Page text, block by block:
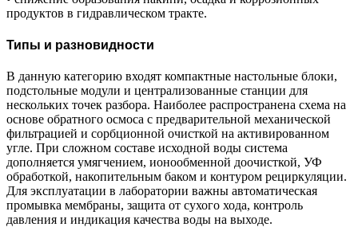
продуктов в гидравлическом тракте.
Типы и разновидности
В данную категорию входят компактные настольные блоки,
подстольные модули и централизованные станции для
нескольких точек разбора. Наиболее распространена схема на
основе обратного осмоса с предварительной механической
фильтрацией и сорбционной очисткой на активированном
угле. При сложном составе исходной воды система
дополняется умягчением, ионообменной доочисткой, УФ
обработкой, накопительным баком и контуром рециркуляции.
Для эксплуатации в лаборатории важны автоматическая
промывка мембраны, защита от сухого хода, контроль
давления и индикация качества воды на выходе.